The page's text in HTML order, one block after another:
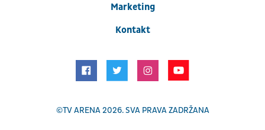
Marketing
Kontakt
©TV ARENA2026. SVA PRAVA ZADRŽANA